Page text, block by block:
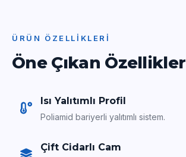
ÜRÜN ÖZELLIKLERI
Öne Çıkan Özellikler
Isı Yalıtımlı Profil
Poliamid bariyerli yalıtımlı sistem.
Çift Cidarlı Cam